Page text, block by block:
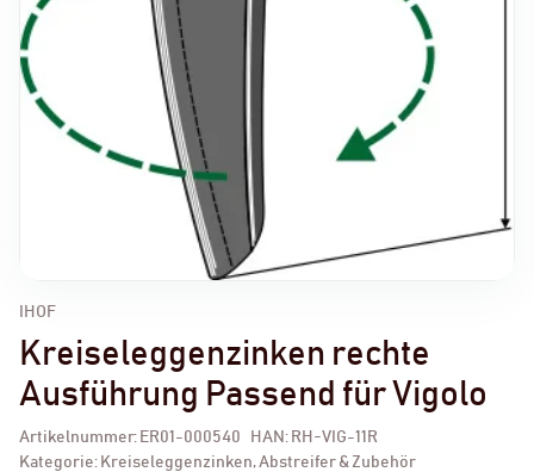
IHOF
Kreiseleggenzinken rechte
Ausführung Passend für Vigolo
Artikelnummer: ER01-000540 HAN: RH-VIG-11R
Kategorie: Kreiseleggenzinken, Abstreifer & Zubehör